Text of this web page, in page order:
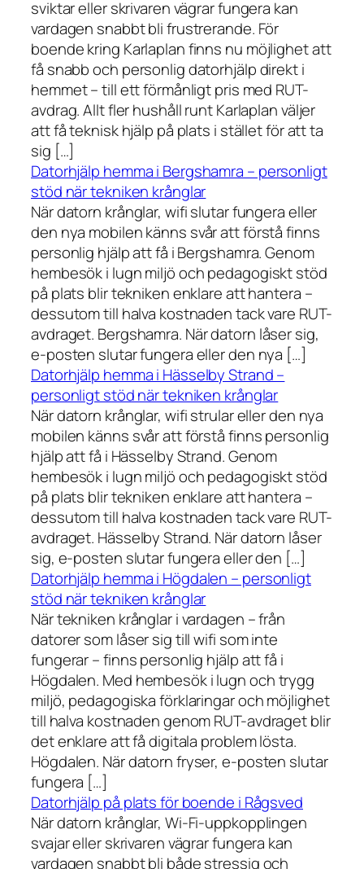
sviktar eller skrivaren vägrar fungera kan
vardagen snabbt bli frustrerande. För
boende kring Karlaplan finns nu möjlighet att
få snabb och personlig datorhjälp direkt i
hemmet – till ett förmånligt pris med RUT-
avdrag. Allt fler hushåll runt Karlaplan väljer
att få teknisk hjälp på plats i stället för att ta
sig […]
Datorhjälp hemma i Bergshamra – personligt
stöd när tekniken krånglar
När datorn krånglar, wifi slutar fungera eller
den nya mobilen känns svår att förstå finns
personlig hjälp att få i Bergshamra. Genom
hembesök i lugn miljö och pedagogiskt stöd
på plats blir tekniken enklare att hantera –
dessutom till halva kostnaden tack vare RUT-
avdraget. Bergshamra. När datorn låser sig,
e-posten slutar fungera eller den nya […]
Datorhjälp hemma i Hässelby Strand –
personligt stöd när tekniken krånglar
När datorn krånglar, wifi strular eller den nya
mobilen känns svår att förstå finns personlig
hjälp att få i Hässelby Strand. Genom
hembesök i lugn miljö och pedagogiskt stöd
på plats blir tekniken enklare att hantera –
dessutom till halva kostnaden tack vare RUT-
avdraget. Hässelby Strand. När datorn låser
sig, e-posten slutar fungera eller den […]
Datorhjälp hemma i Högdalen – personligt
stöd när tekniken krånglar
När tekniken krånglar i vardagen – från
datorer som låser sig till wifi som inte
fungerar – finns personlig hjälp att få i
Högdalen. Med hembesök i lugn och trygg
miljö, pedagogiska förklaringar och möjlighet
till halva kostnaden genom RUT-avdraget blir
det enklare att få digitala problem lösta.
Högdalen. När datorn fryser, e-posten slutar
fungera […]
Datorhjälp på plats för boende i Rågsved
När datorn krånglar, Wi-Fi-uppkopplingen
svajar eller skrivaren vägrar fungera kan
vardagen snabbt bli både stressig och